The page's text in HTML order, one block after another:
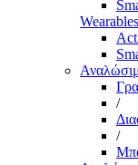
Wearables
/
/